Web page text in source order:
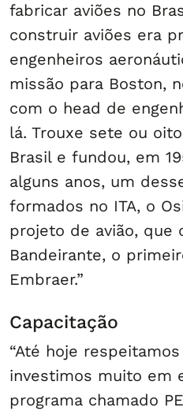
fabricar aviões no
construir aviões era
engenheiros
missão para Boston,
com o head de
lá. Trouxe sete ou
Brasil e fundou, em
alguns anos, um
formados no ITA, o
projeto de avião, que
Bandeirante, o
Embraer.”
Capacitação
“Até hoje
investimos muito em
programa chamado